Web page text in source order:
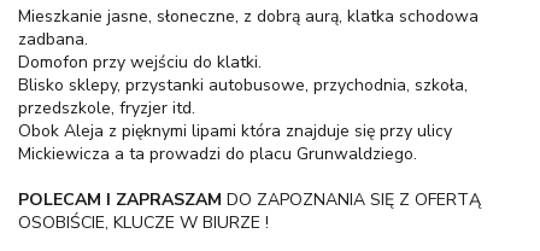
Mieszkanie jasne, słoneczne, z dobrą aurą, klatka schodowa
zadbana.
Domofon przy wejściu do klatki.
Blisko sklepy, przystanki autobusowe, przychodnia, szkoła,
przedszkole, fryzjer itd.
Obok Aleja z pięknymi lipami która znajduje się przy ulicy
Mickiewicza a ta prowadzi do placu Grunwaldziego.
POLECAM I ZAPRASZAM DO ZAPOZNANIA SIĘ Z OFERTĄ
OSOBIŚCIE, KLUCZE W BIURZE !